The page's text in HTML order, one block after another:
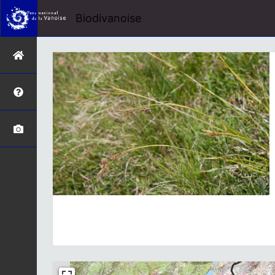
Biodivanoise